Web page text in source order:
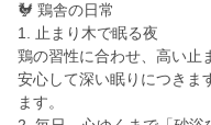
​🐓 鶏舎の日常
​1. 止まり木で眠る夜
鶏の習性に合わせ、高い止
安心して深い眠りにつきま
ます。